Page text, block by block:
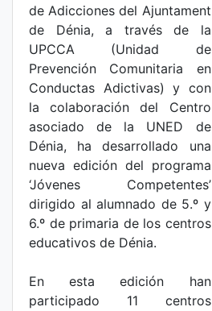
de Adicciones del Ajuntament
de Dénia, a través de la
UPCCA (Unidad de
Prevención Comunitaria en
Conductas Adictivas) y con
la colaboración del Centro
asociado de la UNED de
Dénia, ha desarrollado una
nueva edición del programa
‘Jóvenes Competentes’
dirigido al alumnado de 5.º y
6.º de primaria de los centros
educativos de Dénia.
En esta edición han
participado 11 centros